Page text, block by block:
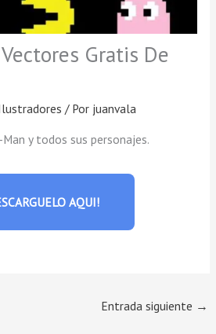
Gratis De
/ Por juanvala
y todos sus personajes.
AQUI!
Entrada siguiente →